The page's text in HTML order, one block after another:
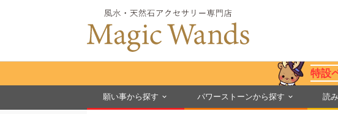
特設
願い事から探す パワーストーンから探す 読